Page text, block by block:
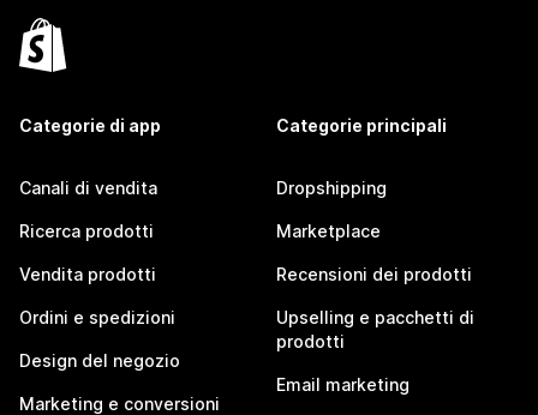
Categorie di app
Canali di vendita
Ricerca prodotti
Vendita prodotti
Ordini e spedizioni
Design del negozio
Marketing e conversioni
Categorie principali
Dropshipping
Marketplace
Recensioni dei prodotti
Upselling e pacchetti di
prodotti
Email marketing